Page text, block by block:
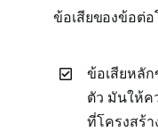
ข้อเสียของข้อต่อ
ข้อเสียหลั
ตัว มันให้ค
ที่โครงสร้า